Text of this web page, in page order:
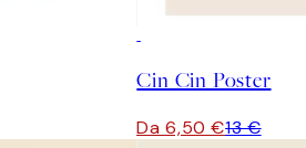
Cin Cin Poster
Da 6,50 €13 €